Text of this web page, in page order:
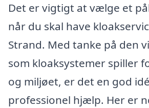
Det er vigtigt at vælge et
når du skal have
Strand. Med tanke på den
som kloaksystemer spiller
og miljøet, er det en god
professionel hjælp. Her er